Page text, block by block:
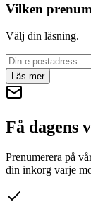
Vilken
Välj din läsning.
Läs mer
Få dagens
Prenumerera på
din inkorg varje